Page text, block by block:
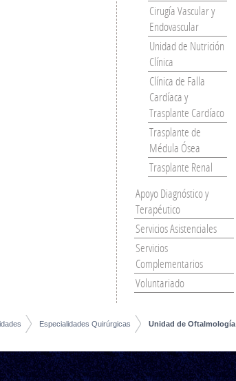
Cirugía Vascular y
Endovascular
Unidad de Nutrición
Clínica
Clínica de Falla
Cardíaca y
Trasplante Cardíaco
Trasplante de
Médula Ósea
Trasplante Renal
Apoyo Diagnóstico y
Terapéutico
Servicios Asistenciales
Servicios
Complementarios
Voluntariado
Especialidades Quirúrgicas Unidad de Oftalmología